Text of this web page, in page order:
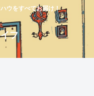
ウをすべてお届け！
フ